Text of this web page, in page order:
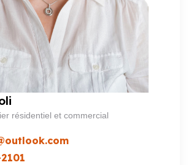
résidentiel et commercial